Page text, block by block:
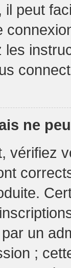
il peut
les
ne
vérifiez
un
;